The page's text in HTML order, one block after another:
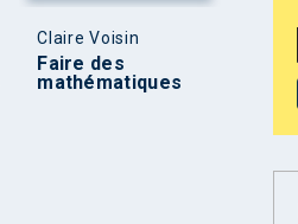
Claire Voisin
Faire des
mathématiques